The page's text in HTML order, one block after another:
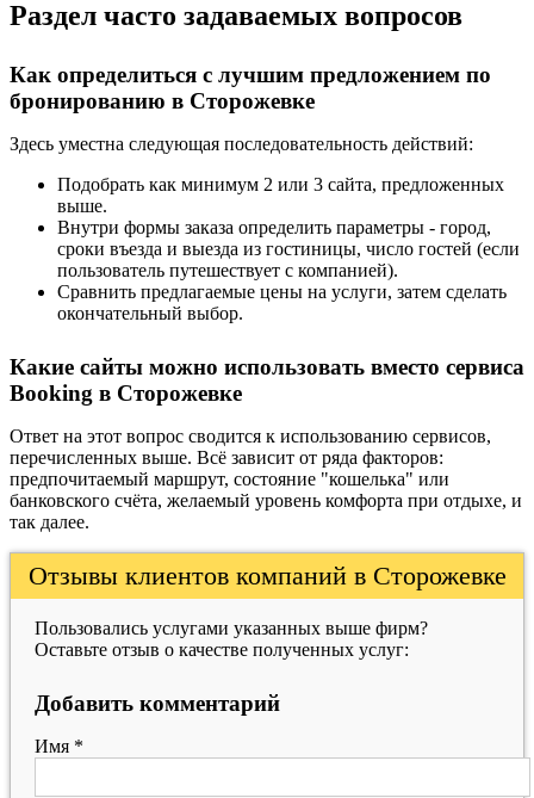
Раздел часто задаваемых вопросов
Как определиться с лучшим предложением по
бронированию в Сторожевке
Здесь уместна следующая последовательность действий:
Подобрать как минимум 2 или 3 сайта, предложенных
выше.
Внутри формы заказа определить параметры - город,
сроки въезда и выезда из гостиницы, число гостей (если
пользователь путешествует с компанией).
Сравнить предлагаемые цены на услуги, затем сделать
окончательный выбор.
Какие сайты можно использовать вместо сервиса
Booking в Сторожевке
Ответ на этот вопрос сводится к использованию сервисов,
перечисленных выше. Всё зависит от ряда факторов:
предпочитаемый маршрут, состояние "кошелька" или
банковского счёта, желаемый уровень комфорта при отдыхе, и
так далее.
Отзывы клиентов компаний в Сторожевке
Пользовались услугами указанных выше фирм?
Оставьте отзыв о качестве полученных услуг:
Добавить комментарий
Имя *